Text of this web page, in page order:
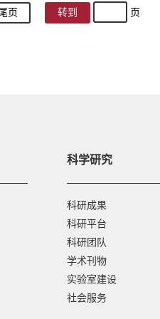
页 页
科学研究
科研成果
科研平台
科研团队
学术刊物
实验室建设
社会服务